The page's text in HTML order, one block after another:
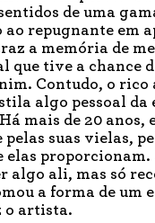
de uma
repugnante em
a memória de
que tive a chance
Contudo, o rico
algo pessoal da
mais de 20 anos,
suas vielas,
elas proporcionam.
algo ali, mas só
a forma de um
o artista.